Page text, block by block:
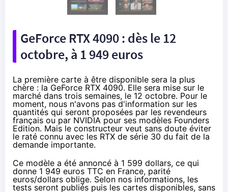
GeForce RTX 4090 : dès le 12
octobre, à 1 949 euros
La première carte à être disponible sera la plus
chère : la GeForce RTX 4090. Elle sera mise sur le
marché dans trois semaines, le 12 octobre. Pour le
moment, nous n'avons pas d'information sur les
quantités qui seront proposées par les revendeurs
français ou par NVIDIA pour ses modèles Founders
Edition. Mais le constructeur veut sans doute éviter
le raté connu avec les RTX de série 30 du fait de la
demande importante.
Ce modèle a été annoncé à 1 599 dollars, ce qui
donne 1 949 euros TTC en France, parité
euros/dollars oblige. Selon nos informations, les
tests seront publiés puis les cartes disponibles, sans